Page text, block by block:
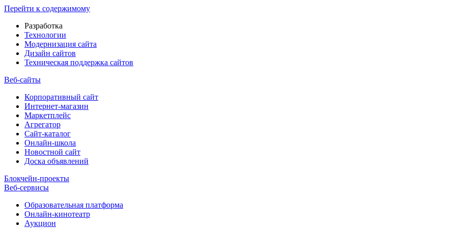
Перейти к содержимому
Разработка
Технологии
Модернизация сайта
Дизайн сайтов
Техническая поддержка сайтов
Веб-сайты
Корпоративный сайт
Интернет-магазин
Маркетплейс
Агрегатор
Сайт-каталог
Онлайн-школа
Новостной сайт
Доска объявлений
Блокчейн-проекты
Веб-сервисы
Образовательная платформа
Онлайн-кинотеатр
Аукцион